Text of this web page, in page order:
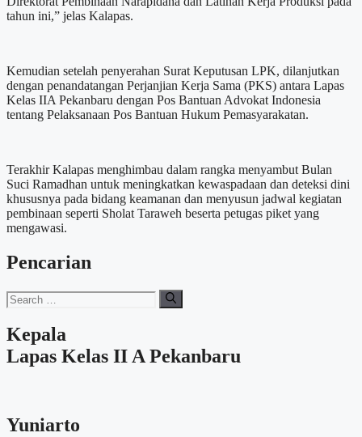
tahun ini,” jelas Kalapas.
Kemudian setelah penyerahan Surat Keputusan LPK, dilanjutkan
dengan penandatangan Perjanjian Kerja Sama (PKS) antara Lapas
Kelas IIA Pekanbaru dengan Pos Bantuan Advokat Indonesia
tentang Pelaksanaan Pos Bantuan Hukum Pemasyarakatan.
Terakhir Kalapas menghimbau dalam rangka menyambut Bulan
Suci Ramadhan untuk meningkatkan kewaspadaan dan deteksi dini
khususnya pada bidang keamanan dan menyusun jadwal kegiatan
pembinaan seperti Sholat Taraweh beserta petugas piket yang
mengawasi.
Pencarian
Search
for:
Kepala
Lapas Kelas II A Pekanbaru
Yuniarto